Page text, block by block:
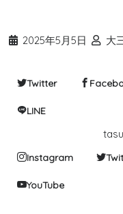
2025年5月5日
大
Twitter
LINE
Instagram
YouTube